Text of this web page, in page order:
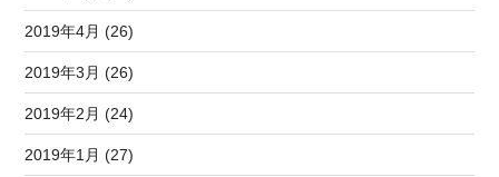
2019年4月 (26)
2019年3月 (26)
2019年2月 (24)
2019年1月 (27)